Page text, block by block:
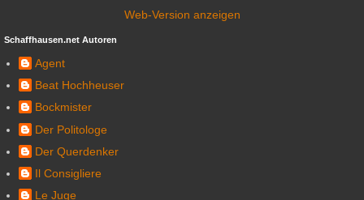
Web-Version anzeigen
Schaffhausen.net Autoren
Agent
Beat Hochheuser
Bockmister
Der Politologe
Der Querdenker
Il Consigliere
Le Juge